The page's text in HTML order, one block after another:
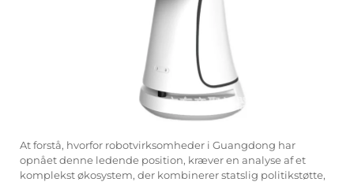
At forstå, hvorfor robotvirksomheder i Guangdong har
opnået denne ledende position, kræver en analyse af et
komplekst økosystem, der kombinerer statslig politikstøtte,